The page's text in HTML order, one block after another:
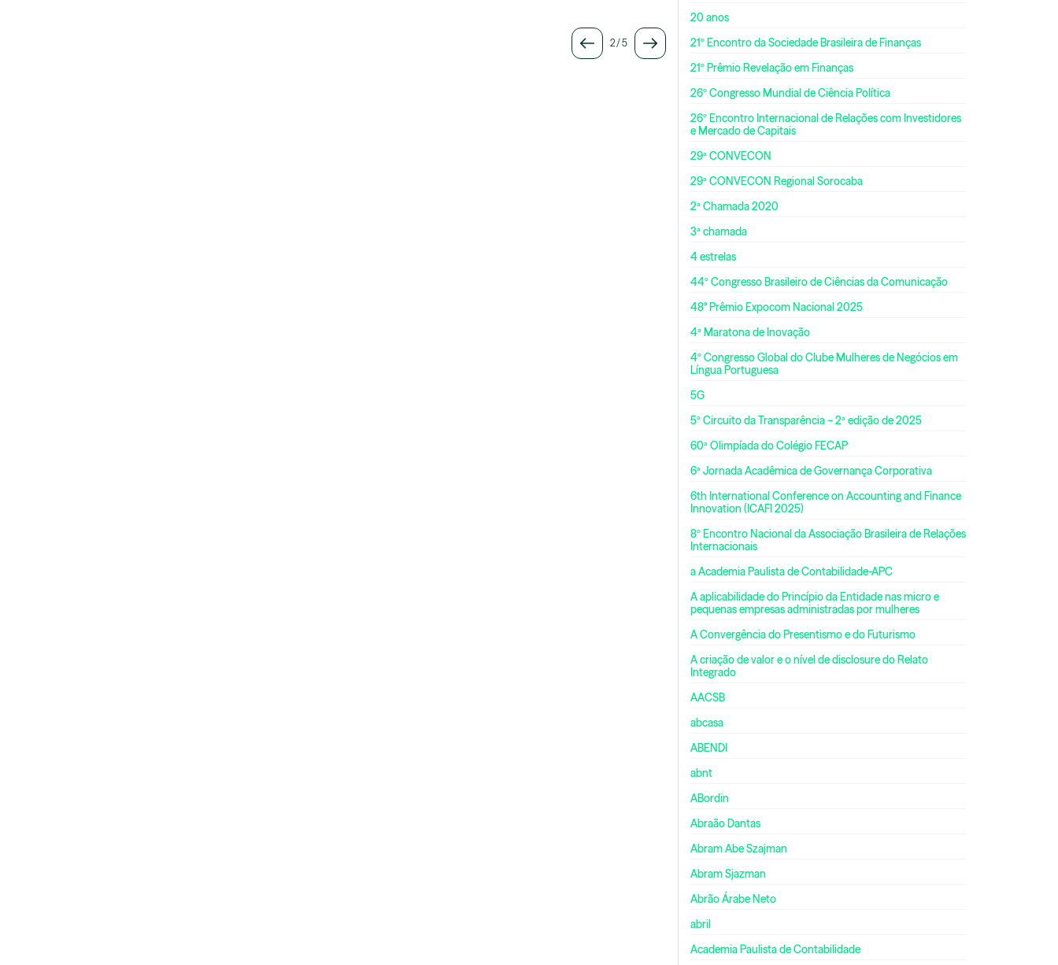
2/5
20 anos
21º Encontro da Sociedade Brasileira de Finanças
21º Prêmio Revelação em Finanças
26º Congresso Mundial de Ciência Política
26º Encontro Internacional de Relações com Investidores
e Mercado de Capitais
29ª CONVECON
29ª CONVECON Regional Sorocaba
2ª Chamada 2020
3ª chamada
4 estrelas
44º Congresso Brasileiro de Ciências da Comunicação
48° Prêmio Expocom Nacional 2025
4ª Maratona de Inovação
4º Congresso Global do Clube Mulheres de Negócios em
Língua Portuguesa
5G
5º Circuito da Transparência – 2ª edição de 2025
60ª Olimpíada do Colégio FECAP
6ª Jornada Acadêmica de Governança Corporativa
6th International Conference on Accounting and Finance
Innovation (ICAFI 2025)
8º Encontro Nacional da Associação Brasileira de Relações
Internacionais
a Academia Paulista de Contabilidade-APC
A aplicabilidade do Princípio da Entidade nas micro e
pequenas empresas administradas por mulheres
A Convergência do Presentismo e do Futurismo
A criação de valor e o nível de disclosure do Relato
Integrado
AACSB
abcasa
ABENDI
abnt
ABordin
Abraão Dantas
Abram Abe Szajman
Abram Sjazman
Abrão Árabe Neto
abril
Academia Paulista de Contabilidade